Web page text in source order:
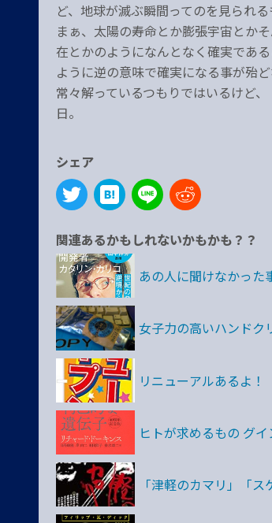
ど、地球が滅ぶ瞬間ってのを見られ
まぁ、太陽の寿命とか膨張宇宙とか
在とかのようになんとなく確実であ
ように逆の意味で確実になる事が殆ど
常々解っているつもりではいるけど
日。
シェア
関連あるかもしれないかもかも？？
あの人に聞けなかった
女子力の高いハンドク
リニューアルあるよ！
ヒトが求めるもの グ
「津軽のカマリ」「